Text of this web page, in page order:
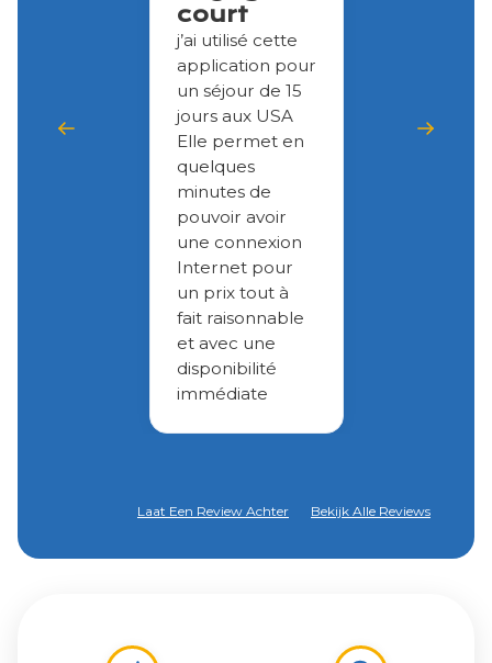
court
j’ai utilisé cette
application pour
un séjour de 15
jours aux USA
Elle permet en
quelques
minutes de
pouvoir avoir
une connexion
Internet pour
un prix tout à
fait raisonnable
et avec une
disponibilité
immédiate
Laat Een Review Achter Bekijk Alle Reviews